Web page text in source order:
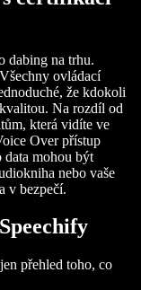
dabing na trhu.
ovládací
že kdokoli
Na rozdíl od
která vidíte ve
Over přístup
data mohou být
nebo vaše
v bezpečí.
přehled toho, co